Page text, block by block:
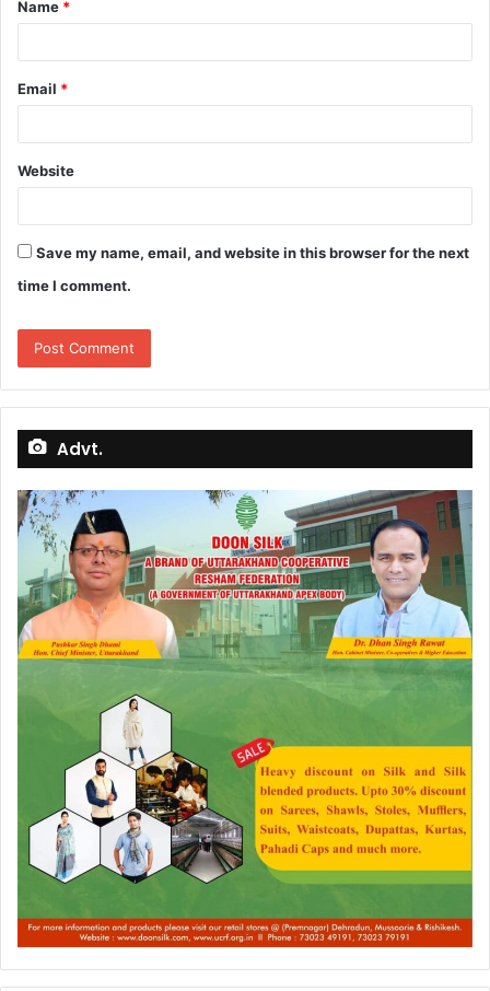
*
Name *
Email *
Website
Save my name, email, and website in this browser for the next
time I comment.
Advt.